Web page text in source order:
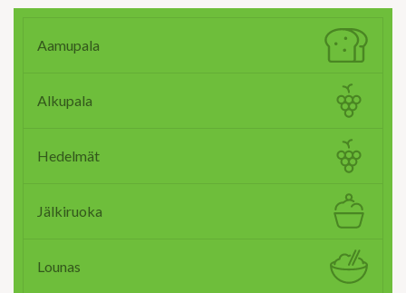
Aamupala
Alkupala
Hedelmät
Jälkiruoka
Lounas